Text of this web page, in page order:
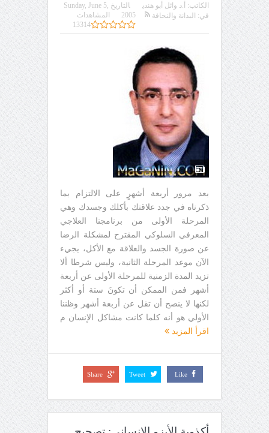
الكاتب: أ.د وائل أبو هندي التاريخ Sunday, June 5,
2005
في: البدانة والنحافة
المشاهدات
13314
بعد مرور أربعة أشهرٍ على الالتزام بما
ذكرناه في جدد علاقتك بأكلك وجسدك وهي
المرحلة الأولى من برنامجنا العلاجي
المعرفي السلوكي المقترح لمشكلة الرضا
عن صورة الجسد والعلاقة مع الأكل، يجيء
الآن موعد المرحلة الثانية، وليس شرطا ألا
تزيد المدة الزمنية للمرحلة الأولى عن أربعة
أشهر فمن الممكن أن تكونَ ستة أو أكثر
لكنها لا ينصح أن تقل عن أربعة أشهر وظننا
الأولي هو أنه كلما كانت مشاكل الإنسان م
اقرأ المزيد
Like
Tweet
Share